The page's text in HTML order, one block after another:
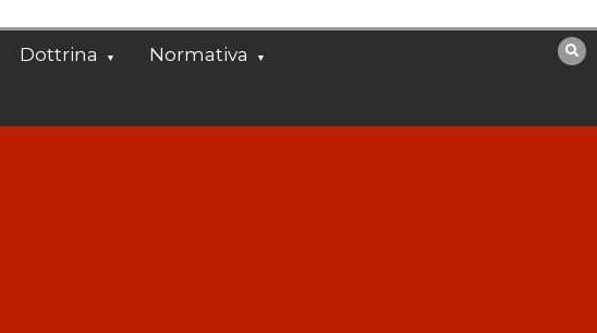
Dottrina Normativa